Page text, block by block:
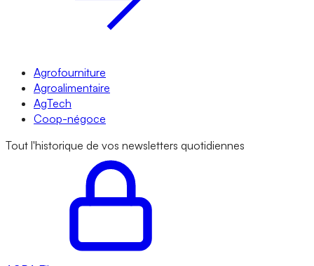
Agrofourniture
Agroalimentaire
AgTech
Coop-négoce
Tout l'historique de vos newsletters quotidiennes